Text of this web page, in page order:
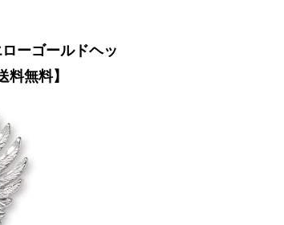
ーゴールドヘッ
無料】